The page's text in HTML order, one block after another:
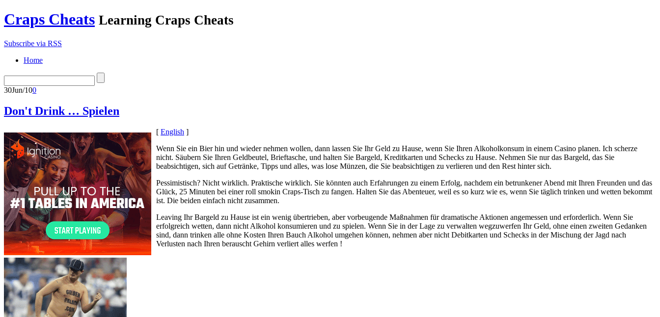
Craps Cheats Learning Craps Cheats
Subscribe via RSS
Home
30Jun/100
Don't Drink … Spielen
[ English ]
Wenn Sie ein Bier hin und wieder nehmen wollen, dann lassen Sie Ihr Geld zu Hause, wenn Sie Ihren Alkoholkonsum in einem Casino planen. Ich scherze
nicht. Säubern Sie Ihren Geldbeutel, Brieftasche, und halten Sie Bargeld, Kreditkarten und Schecks zu Hause. Nehmen Sie nur das Bargeld, das Sie
beabsichtigen, sich auf Getränke, Tipps und alles, was lose Münzen, die Sie beabsichtigen zu verlieren und den Rest hinter sich.
Pessimistisch? Nicht wirklich. Praktische wirklich. Sie könnten auch Erfahrungen zu einem Erfolg, nachdem ein betrunkener Abend mit Ihren Freunden und das
Glück, 25 Minuten bei einer roll smokin Craps-Tisch zu fangen. Halten Sie das Abenteuer, weil es so kurz wie es, wenn Sie täglich trinken und wetten bekommt
ist. Die beiden einfach nicht zusammen.
Leaving Ihr Bargeld zu Hause ist ein wenig übertrieben, aber vorbeugende Maßnahmen für dramatische Aktionen angemessen und erforderlich. Wenn Sie
erfolgreich wetten, dann nicht Alkohol konsumieren und zu spielen. Wenn Sie in der Lage zu verwalten wegzuwerfen Ihr Geld, ohne einen zweiten Gedanken
sind, dann trinken alle ohne Kosten Ihren Bauch Alkohol umgehen können, nehmen aber nicht Debitkarten und Schecks in der Mischung der Jagd nach
Verlusten nach Ihren berauscht Gehirn verliert alles werfen !